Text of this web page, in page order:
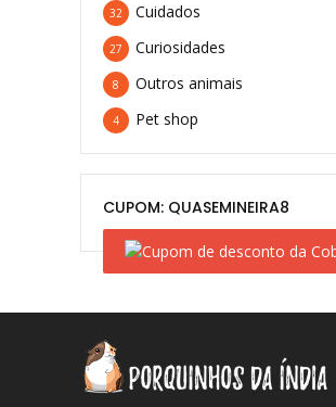
Cuidados
32
Curiosidades
27
Outros animais
8
Pet shop
4
CUPOM: QUASEMINEIRA8